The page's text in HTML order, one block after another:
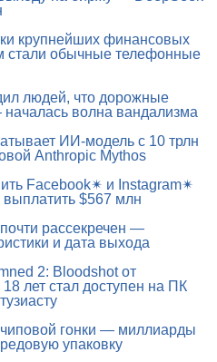
крупнейших финансовых
обычные телефонные
людей, что дорожные
волна вандализма
ИИ-модель с 10 трлн
Anthropic Mythos
Facebook✴ и Instagram✴
$567 млн
рассекречен —
и дата выхода
2: Bloodshot от
лет стал доступен на ПК
чиповой гонки — миллиарды
упаковку